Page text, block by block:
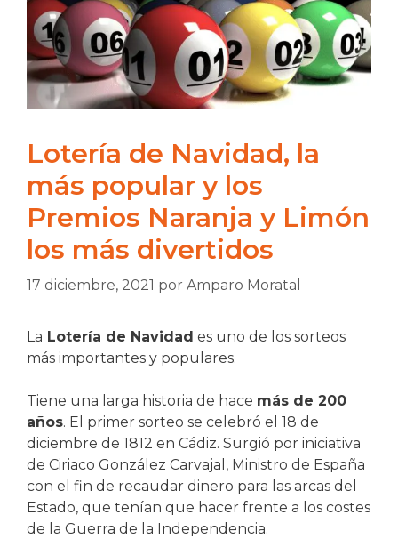
Lotería de Navidad, la
más popular y los
Premios Naranja y Limón
los más divertidos
17 diciembre, 2021 por Amparo Moratal
La Lotería de Navidad es uno de los sorteos
más importantes y populares.
Tiene una larga historia de hace más de 200
años. El primer sorteo se celebró el 18 de
diciembre de 1812 en Cádiz. Surgió por iniciativa
de Ciriaco González Carvajal, Ministro de España
con el fin de recaudar dinero para las arcas del
Estado, que tenían que hacer frente a los costes
de la Guerra de la Independencia.